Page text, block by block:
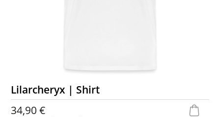
Lilarcheryx | Shirt
34,90 €